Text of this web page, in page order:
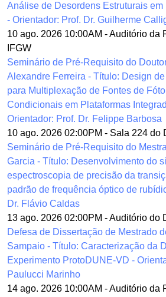
Análise de Desordens Estruturais
- Orientador: Prof. Dr. Guilherme
10 ago. 2026 10:00AM -Auditório da
IFGW
Seminário de Pré-Requisito do
Alexandre Ferreira - Título: Design
para Multiplexação de Fontes de
Condicionais em Plataformas
Orientador: Prof. Dr. Felippe Barbosa
10 ago. 2026 02:00PM - Sala 224 do
Seminário de Pré-Requisito do
Garcia - Título: Desenvolvimento do
espectroscopia de precisão da
padrão de frequência óptico de
Dr. Flávio Caldas
13 ago. 2026 02:00PM -Auditório do
Defesa de Dissertação de Mestrado
Sampaio - Título: Caracterização da
Experimento ProtoDUNE-VD -
Paulucci Marinho
14 ago. 2026 10:00AM -Auditório da